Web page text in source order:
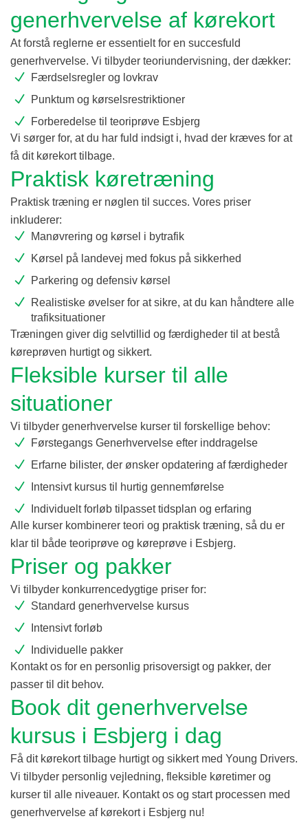
generhvervelse af kørekort
At forstå reglerne er essentielt for en succesfuld
generhvervelse. Vi tilbyder teoriundervisning, der dækker:
Færdselsregler og lovkrav
Punktum og kørselsrestriktioner
Forberedelse til teoriprøve Esbjerg
Vi sørger for, at du har fuld indsigt i, hvad der kræves for at
få dit kørekort tilbage.
Praktisk køretræning
Praktisk træning er nøglen til succes. Vores priser
inkluderer:
Manøvrering og kørsel i bytrafik
Kørsel på landevej med fokus på sikkerhed
Parkering og defensiv kørsel
Realistiske øvelser for at sikre, at du kan håndtere alle
trafiksituationer
Træningen giver dig selvtillid og færdigheder til at bestå
køreprøven hurtigt og sikkert.
Fleksible kurser til alle
situationer
Vi tilbyder generhvervelse kurser til forskellige behov:
Førstegangs Generhvervelse efter inddragelse
Erfarne bilister, der ønsker opdatering af færdigheder
Intensivt kursus til hurtig gennemførelse
Individuelt forløb tilpasset tidsplan og erfaring
Alle kurser kombinerer teori og praktisk træning, så du er
klar til både teoriprøve og køreprøve i Esbjerg.
Priser og pakker
Vi tilbyder konkurrencedygtige priser for:
Standard generhvervelse kursus
Intensivt forløb
Individuelle pakker
Kontakt os for en personlig prisoversigt og pakker, der
passer til dit behov.
Book dit generhvervelse
kursus i Esbjerg i dag
Få dit kørekort tilbage hurtigt og sikkert med Young Drivers.
Vi tilbyder personlig vejledning, fleksible køretimer og
kurser til alle niveauer. Kontakt os og start processen med
generhvervelse af kørekort i Esbjerg nu!